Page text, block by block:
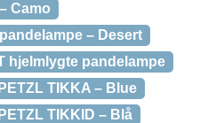
Camo
– Desert
hjelmlygte pandelampe
PETZL TIKKA – Blue
PETZL TIKKID – Blå